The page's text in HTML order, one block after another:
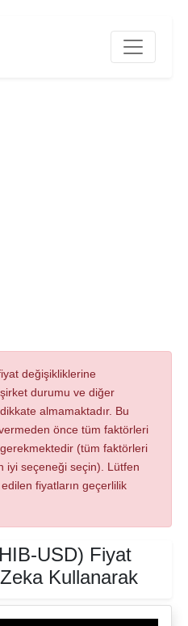
değişikliklerine
durumu ve diğer
almamaktadır. Bu
önce tüm faktörleri
(tüm faktörleri
iyi seçeneği seçin). Lütfen
fiyatların geçerlilik
USD) Fiyat
Kullanarak